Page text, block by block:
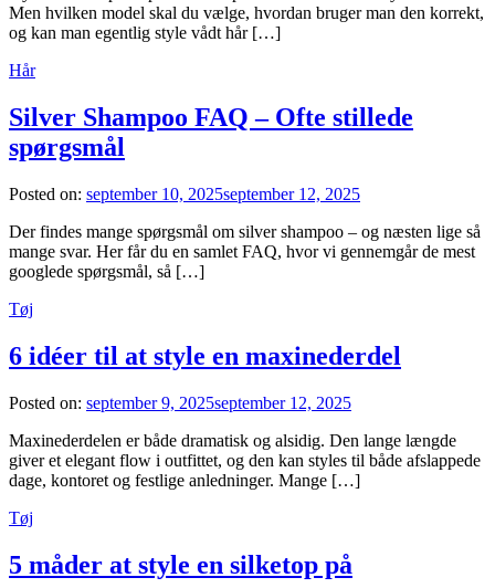
Men hvilken model skal du vælge, hvordan bruger man den korrekt,
og kan man egentlig style vådt hår […]
Hår
Silver Shampoo FAQ – Ofte stillede
spørgsmål
Posted on: september 10, 2025september 12, 2025
Der findes mange spørgsmål om silver shampoo – og næsten lige så
mange svar. Her får du en samlet FAQ, hvor vi gennemgår de mest
googlede spørgsmål, så […]
Tøj
6 idéer til at style en maxinederdel
Posted on: september 9, 2025september 12, 2025
Maxinederdelen er både dramatisk og alsidig. Den lange længde
giver et elegant flow i outfittet, og den kan styles til både afslappede
dage, kontoret og festlige anledninger. Mange […]
Tøj
5 måder at style en silketop på